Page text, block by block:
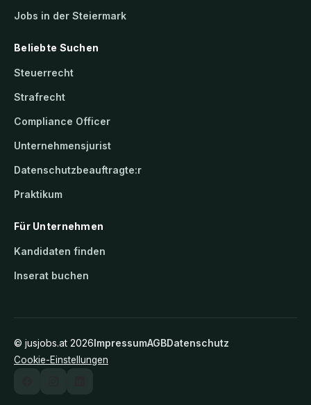
Jobs in der Steiermark
Beliebte Suchen
Steuerrecht
Strafrecht
Compliance Officer
Unternehmensjurist
Datenschutzbeauftragte:r
Praktikum
Für Unternehmen
Kandidaten finden
Inserat buchen
© jusjobs.at 2026ImpressumAGBDatenschutz
Cookie-Einstellungen